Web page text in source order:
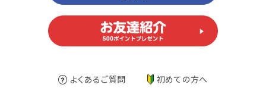
よくあるご質問 初めての方へ